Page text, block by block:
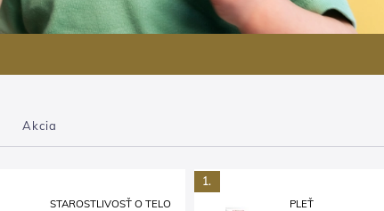
Akcia
STAROSTLIVOSŤ O TELO
1.
PLEŤ